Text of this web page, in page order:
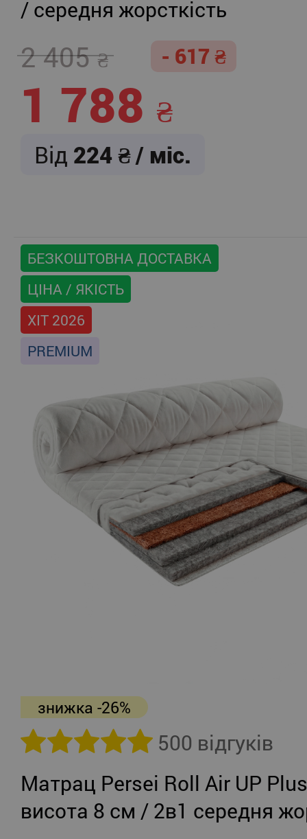
/ середня жорсткість
2 405 - 617
1 788
Від 224 / міс.
БЕЗКОШТОВНА ДОСТАВКА
ЦІНА / ЯКІСТЬ
ХІТ 2026
PREMIUM
знижка -26%
500 відгуків
Матрац Persei Roll Air UP
висота 8 см / 2в1 середня